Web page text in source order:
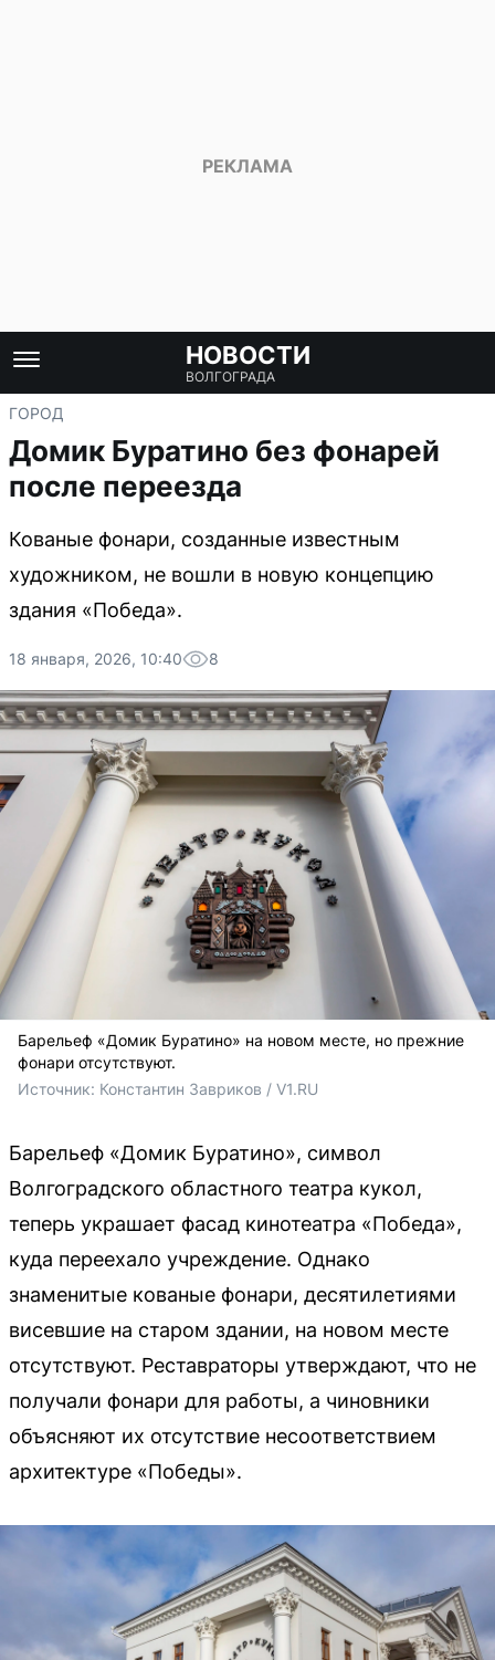
НОВОСТИ
ВОЛГОГРАДА
ГОРОД
Домик Буратино без фонарей
после переезда
Кованые фонари, созданные известным
художником, не вошли в новую концепцию
здания «Победа».
18 января, 2026, 10:40 8
Барельеф «Домик Буратино» на новом месте, но прежние
фонари отсутствуют.
Источник: Константин Завриков / V1.RU
Барельеф «Домик Буратино», символ
Волгоградского областного театра кукол,
теперь украшает фасад кинотеатра «Победа»,
куда переехало учреждение. Однако
знаменитые кованые фонари, десятилетиями
висевшие на старом здании, на новом месте
отсутствуют. Реставраторы утверждают, что не
получали фонари для работы, а чиновники
объясняют их отсутствие несоответствием
архитектуре «Победы».